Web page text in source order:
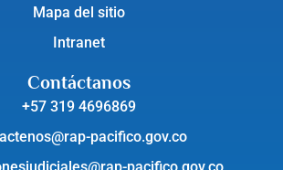
Mapa del sitio
Intranet
Contáctanos
+57 319 4696869
pacifico.gov.co